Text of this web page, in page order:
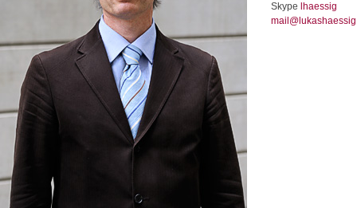
Skype lhaessig